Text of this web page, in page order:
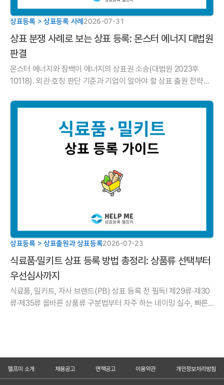
상표등록 > 상표등록 사례 2026-07-31
상표 분쟁 사례로 보는 상표 등록: 몬스터 에너지 대법원
판결
몬스터 에너지와 잠백이 에너지의 상표권 소송(대법원 2023후
10118). 외관·호칭 판단 기준과 기업이 알아야 할 상표 출원 전략을
상표등록 > 상표출원과 상표등록2026-07-23
식료품·밀키트 상표 등록 방법 총정리: 상품류 선택부터
우선심사까지
식료품, 밀키트, 자사 브랜드(PB) 상표 등록 전 필독! 제29류·제30
류·제35류 올바른 상품류 구분법부터 자주 하는 네이밍 실수, 빠른
헬프미 소개 채용공고 면책공고 이용약관 개인정보처리방침